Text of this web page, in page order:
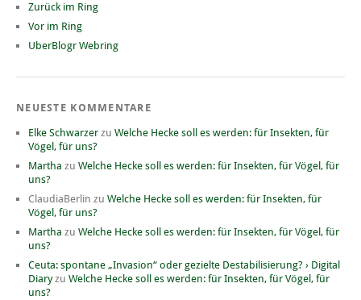
Zurück im Ring
Vor im Ring
UberBlogr Webring
NEUESTE KOMMENTARE
Elke Schwarzer zu Welche Hecke soll es werden: für Insekten, für
Vögel, für uns?
Martha zu Welche Hecke soll es werden: für Insekten, für Vögel, für
uns?
ClaudiaBerlin zu Welche Hecke soll es werden: für Insekten, für
Vögel, für uns?
Martha zu Welche Hecke soll es werden: für Insekten, für Vögel, für
uns?
Ceuta: spontane „Invasion“ oder gezielte Destabilisierung? › Digital
Diaryzu Welche Hecke soll es werden: für Insekten, für Vögel, für
uns?